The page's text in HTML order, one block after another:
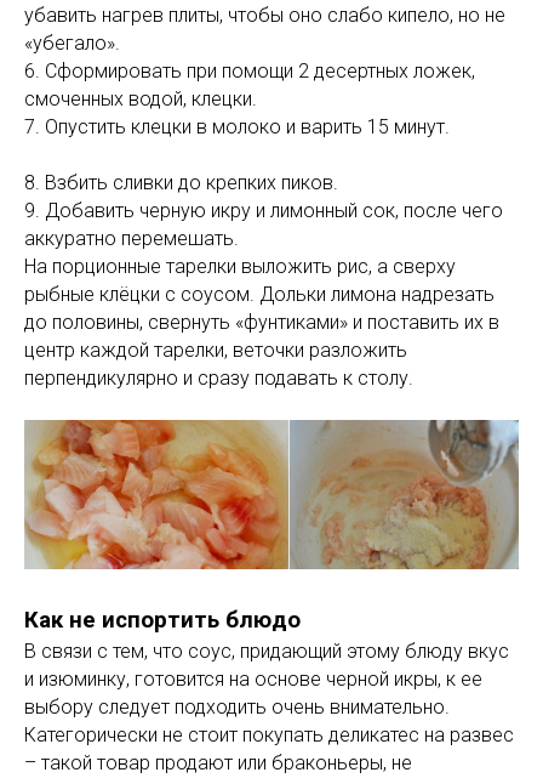
убавить нагрев плиты, чтобы оно слабо кипело, но не
«убегало».
6. Сформировать при помощи 2 десертных ложек,
смоченных водой, клецки.
7. Опустить клецки в молоко и варить 15 минут.
8. Взбить сливки до крепких пиков.
9. Добавить черную икру и лимонный сок, после чего
аккуратно перемешать.
На порционные тарелки выложить рис, а сверху
рыбные клёцки с соусом. Дольки лимона надрезать
до половины, свернуть «фунтиками» и поставить их в
центр каждой тарелки, веточки разложить
перпендикулярно и сразу подавать к столу.
Как не испортить блюдо
В связи с тем, что соус, придающий этому блюду вкус
и изюминку, готовится на основе черной икры, к ее
выбору следует подходить очень внимательно.
Категорически не стоит покупать деликатес на развес
– такой товар продают или браконьеры, не